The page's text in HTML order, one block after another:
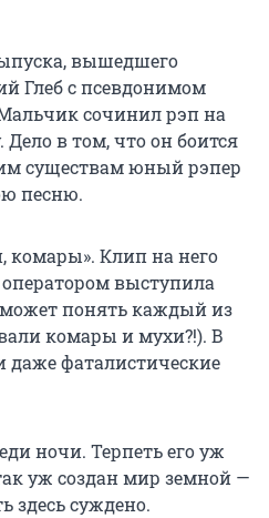
вышедшего
Глеб с псевдонимом
сочинил рэп на
в том, что он боится
существам юный рэпер
песню.
комары». Клип на него
выступила
понять каждый из
комары и мухи?!). В
даже фаталистические
ночи. Терпеть его уж
уж создан мир земной —
здесь суждено.